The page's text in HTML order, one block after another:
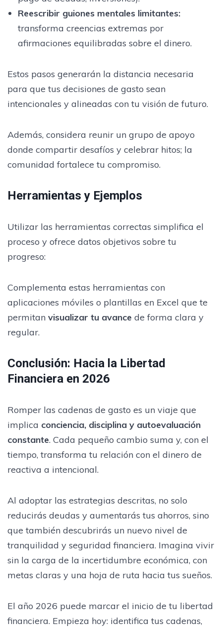
Reescribir guiones mentales limitantes:
transforma creencias extremas por
afirmaciones equilibradas sobre el dinero.
Estos pasos generarán la distancia necesaria
para que tus decisiones de gasto sean
intencionales y alineadas con tu visión de futuro.
Además, considera reunir un grupo de apoyo
donde compartir desafíos y celebrar hitos; la
comunidad fortalece tu compromiso.
Herramientas y Ejemplos
Utilizar las herramientas correctas simplifica el
proceso y ofrece datos objetivos sobre tu
progreso:
Complementa estas herramientas con
aplicaciones móviles o plantillas en Excel que te
permitan visualizar tu avance de forma clara y
regular.
Conclusión: Hacia la Libertad
Financiera en 2026
Romper las cadenas de gasto es un viaje que
implica conciencia, disciplina y autoevaluación
constante. Cada pequeño cambio suma y, con el
tiempo, transforma tu relación con el dinero de
reactiva a intencional.
Al adoptar las estrategias descritas, no solo
reducirás deudas y aumentarás tus ahorros, sino
que también descubrirás un nuevo nivel de
tranquilidad y seguridad financiera. Imagina vivir
sin la carga de la incertidumbre económica, con
metas claras y una hoja de ruta hacia tus sueños.
El año 2026 puede marcar el inicio de tu libertad
financiera. Empieza hoy: identifica tus cadenas,